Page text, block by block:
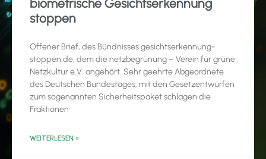
biometrische Gesichtserkennung
stoppen
Offener Brief, des Bündnisses gesichtserkennung-
stoppen.de, dem die netzbegrünung – Verein für grüne
Netzkultur e.V. angehört. Sehr geehrte Abgeordnete
des Deutschen Bundestages, mit den Gesetzentwürfen
zum sogenannten Sicherheitspaket schlagen die
Fraktionen
WEITERLESEN »